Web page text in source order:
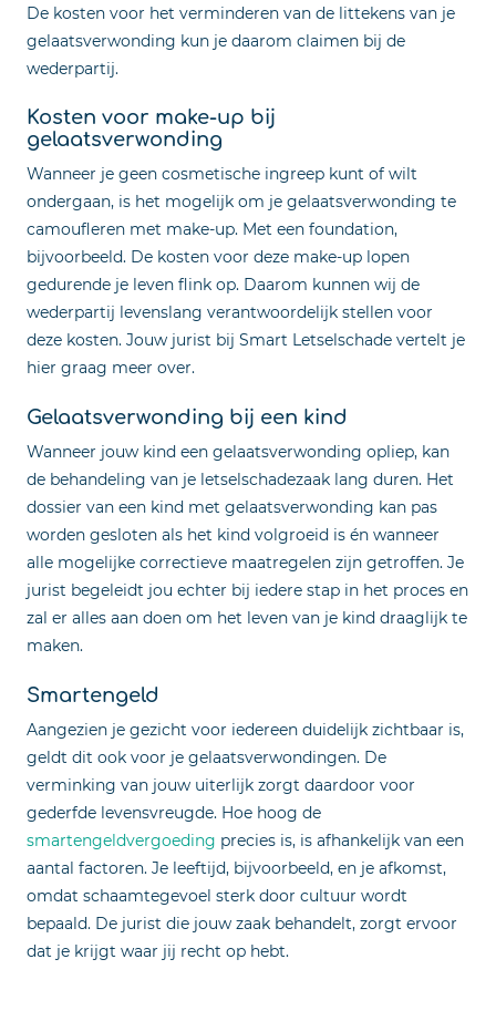
De kosten voor het verminderen van de littekens van je
gelaatsverwonding kun je daarom claimen bij de
wederpartij.
Kosten voor make-up bij
gelaatsverwonding
Wanneer je geen cosmetische ingreep kunt of wilt
ondergaan, is het mogelijk om je gelaatsverwonding te
camoufleren met make-up. Met een foundation,
bijvoorbeeld. De kosten voor deze make-up lopen
gedurende je leven flink op. Daarom kunnen wij de
wederpartij levenslang verantwoordelijk stellen voor
deze kosten. Jouw jurist bij Smart Letselschade vertelt je
hier graag meer over.
Gelaatsverwonding bij een kind
Wanneer jouw kind een gelaatsverwonding opliep, kan
de behandeling van je letselschadezaak lang duren. Het
dossier van een kind met gelaatsverwonding kan pas
worden gesloten als het kind volgroeid is én wanneer
alle mogelijke correctieve maatregelen zijn getroffen. Je
jurist begeleidt jou echter bij iedere stap in het proces en
zal er alles aan doen om het leven van je kind draaglijk te
maken.
Smartengeld
Aangezien je gezicht voor iedereen duidelijk zichtbaar is,
geldt dit ook voor je gelaatsverwondingen. De
verminking van jouw uiterlijk zorgt daardoor voor
gederfde levensvreugde. Hoe hoog de
smartengeldvergoeding precies is, is afhankelijk van een
aantal factoren. Je leeftijd, bijvoorbeeld, en je afkomst,
omdat schaamtegevoel sterk door cultuur wordt
bepaald. De jurist die jouw zaak behandelt, zorgt ervoor
dat je krijgt waar jij recht op hebt.